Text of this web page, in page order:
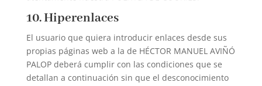
10. Hiperenlaces
El usuario que quiera introducir enlaces desde sus
propias páginas web a la de HÉCTOR MANUEL AVIÑÓ
PALOP deberá cumplir con las condiciones que se
detallan a continuación sin que el desconocimiento